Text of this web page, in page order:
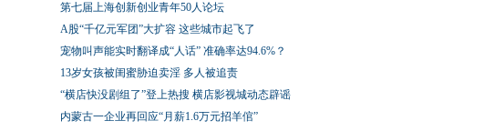
第七届上海创新创业青年50人论坛
A股“千亿元军团”大扩容 这些城市起飞了
宠物叫声能实时翻译成“人话” 准确率达94.6%？
13岁女孩被闺蜜胁迫卖淫 多人被追责
“横店快没剧组了”登上热搜 横店影视城动态辟谣
内蒙古一企业再回应“月薪1.6万元招羊倌”